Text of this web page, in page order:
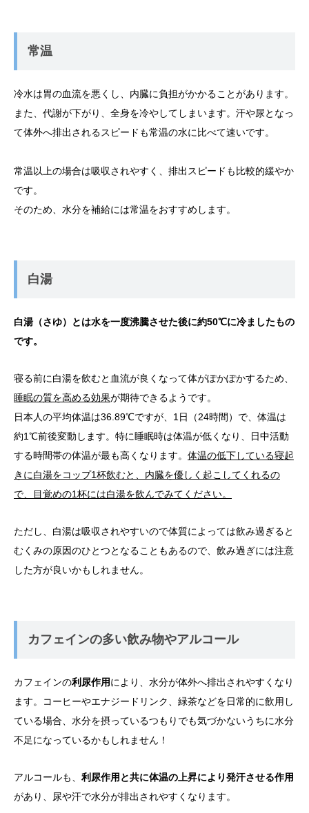
常温
冷水は胃の血流を悪くし、内臓に負担がかかることがあります。
また、代謝が下がり、全身を冷やしてしまいます。汗や尿となっ
て体外へ排出されるスピードも常温の水に比べて速いです。
常温以上の場合は吸収されやすく、排出スピードも比較的緩やか
です。
そのため、水分を補給には常温をおすすめします。
白湯
白湯（さゆ）とは水を一度沸騰させた後に約50℃に冷ましたもの
です。
寝る前に白湯を飲むと血流が良くなって体がぽかぽかするため、
睡眠の質を高める効果が期待できるようです。
日本人の平均体温は36.89℃ですが、1日（24時間）で、体温は
約1℃前後変動します。特に睡眠時は体温が低くなり、日中活動
する時間帯の体温が最も高くなります。 体温の低下している寝起
きに白湯をコップ1杯飲むと、内臓を優しく起こしてくれるの
で、目覚めの1杯には白湯を飲んでみてください。
ただし、白湯は吸収されやすいので体質によっては飲み過ぎると
むくみの原因のひとつとなることもあるので、飲み過ぎには注意
した方が良いかもしれません。
カフェインの多い飲み物やアルコール
カフェインの利尿作用により、水分が体外へ排出されやすくなり
ます。コーヒーやエナジードリンク、緑茶などを日常的に飲用し
ている場合、水分を摂っているつもりでも気づかないうちに水分
不足になっているかもしれません！
アルコールも、 利尿作用と共に体温の上昇により発汗させる作用
があり、尿や汗で水分が排出されやすくなります。